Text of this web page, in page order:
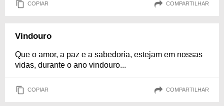
COPIAR COMPARTILHAR
Vindouro
Que o amor, a paz e a sabedoria, estejam em nossas
vidas, durante o ano vindouro...
COPIAR COMPARTILHAR